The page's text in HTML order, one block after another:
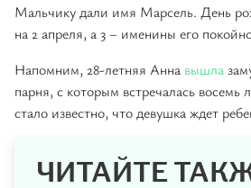
Мальчику дали имя Марсель. День
на 2 апреля, а 3 – именины его
Напомним, 28-летняя Анна вышла
парня, с которым встречалась восемь
стало известно, что девушка ждет
ЧИТАЙТЕ